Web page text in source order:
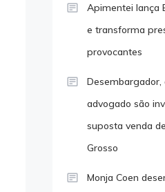
Apimentei lança
e transforma
provocantes
advogado são
suposta venda
Grosso
Monja Coen